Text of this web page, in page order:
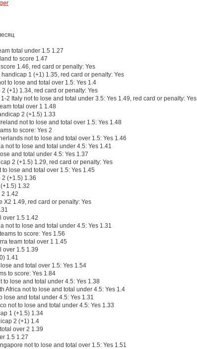
total under 1.5 1.27
to score 1.47
1.46, red card or penalty: Yes
1 (+1) 1.35, red card or penalty: Yes
to lose and total over 1.5: Yes 1.4
(+1) 1.34, red card or penalty: Yes
2 Italy not to lose and total under 3.5: Yes 1.49, red card or penalty: Yes
total over 1 1.48
2 (+1.5) 1.33
not to lose and total over 1.5: Yes 1.48
to score: Yes 2
not to lose and total over 1.5: Yes 1.46
not to lose and total under 4.5: Yes 1.41
and total under 4.5: Yes 1.37
2 (+1.5) 1.29, red card or penalty: Yes
lose and total over 1.5: Yes 1.45
(+1.5) 1.36
1.32
1.42
1.49, red card or penalty: Yes
over 1.5 1.42
not to lose and total under 4.5: Yes 1.31
to score: Yes 1.56
team total over 1 1.45
over 1.5 1.39
1.41
and total over 1.5: Yes 1.54
to score: Yes 1.84
lose and total under 4.5: Yes 1.38
Africa not to lose and total under 4.5: Yes 1.4
lose and total under 4.5: Yes 1.31
not to lose and total under 4.5: Yes 1.33
1 (+1.5) 1.34
2 (+1) 1.4
over 2 1.39
1.5 1.27
not to lose and total over 1.5: Yes 1.51